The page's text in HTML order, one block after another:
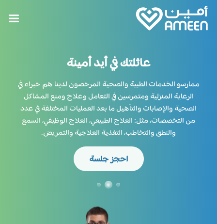
عائلتك في أيد أمينة
ممارسو الخدمات الطبية والصحية المرخصون لدينا هم خبراء في
الرعاية المنزلية ومتمرسين في التعامل وعلاج ومنع المشاكل
الصحية والإصابات والتأهيل ما بعد العمليات المختلفة في عدد
من التخصصات، مثل: العلاج الطبيعي، العلاج الوظيفي، السمع
والنطق والتخاطب، التغذية العلاجية والتمريض.
احجز جلسة